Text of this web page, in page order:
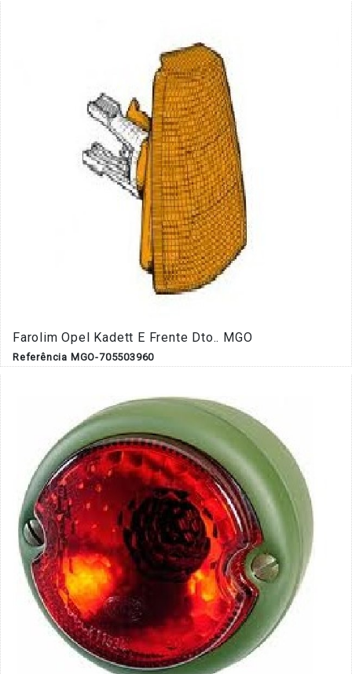
Farolim Opel Kadett E Frente Dto.. MGO
Referência MGO-705503960